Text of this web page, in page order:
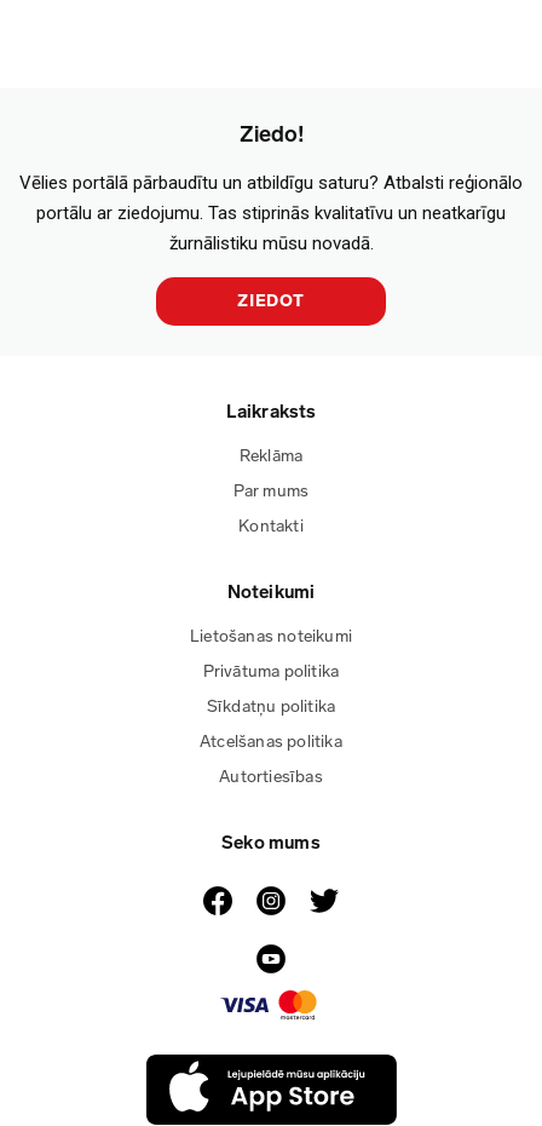
Ziedo!
Vēlies portālā pārbaudītu un atbildīgu saturu? Atbalsti reģionālo
portālu ar ziedojumu. Tas stiprinās kvalitatīvu un neatkarīgu
žurnālistiku mūsu novadā.
ZIEDOT
Laikraksts
Reklāma
Par mums
Kontakti
Noteikumi
Lietošanas noteikumi
Privātuma politika
Sīkdatņu politika
Atcelšanas politika
Autortiesības
Seko mums